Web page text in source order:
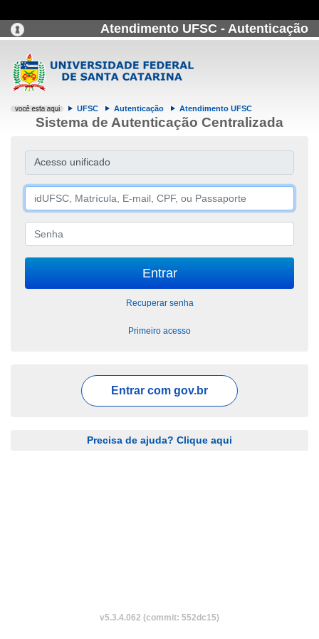
Atendimento UFSC - Autenticação
UFSC Autenticação Atendimento UFSC
Sistema de Autenticação Centralizada
Acesso unificado
Recuperar senha
Primeiro acesso
Entrar com gov.br
Precisa de ajuda? Clique aqui
v5.3.4.062 (commit: 552dc15)